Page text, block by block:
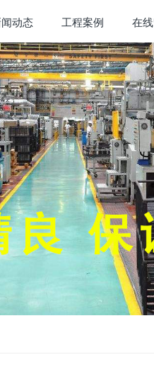
动态 工程案例 在